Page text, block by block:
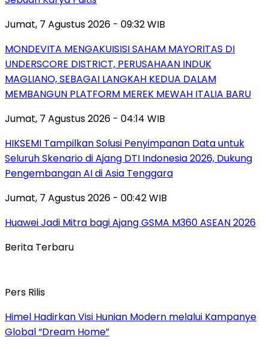
Jumat, 7 Agustus 2026 - 09:32 WIB
MONDEVITA MENGAKUISISI SAHAM MAYORITAS DI
UNDERSCORE DISTRICT, PERUSAHAAN INDUK
MAGLIANO, SEBAGAI LANGKAH KEDUA DALAM
MEMBANGUN PLATFORM MEREK MEWAH ITALIA BARU
Jumat, 7 Agustus 2026 - 04:14 WIB
HIKSEMI Tampilkan Solusi Penyimpanan Data untuk
Seluruh Skenario di Ajang DTI Indonesia 2026, Dukung
Pengembangan AI di Asia Tenggara
Jumat, 7 Agustus 2026 - 00:42 WIB
Huawei Jadi Mitra bagi Ajang GSMA M360 ASEAN 2026
Berita Terbaru
Pers Rilis
Himel Hadirkan Visi Hunian Modern melalui Kampanye
Global “Dream Home”